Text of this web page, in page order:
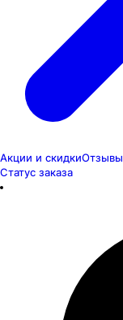
Акции и скидкиОтзывы
Статус заказа